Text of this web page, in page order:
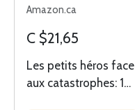
Amazon.ca
C $21,65
Les petits héros face
aux catastrophes: 10